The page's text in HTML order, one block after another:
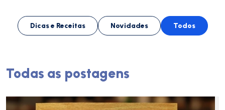
Dicas e Receitas Novidades Todos
Todas as postagens